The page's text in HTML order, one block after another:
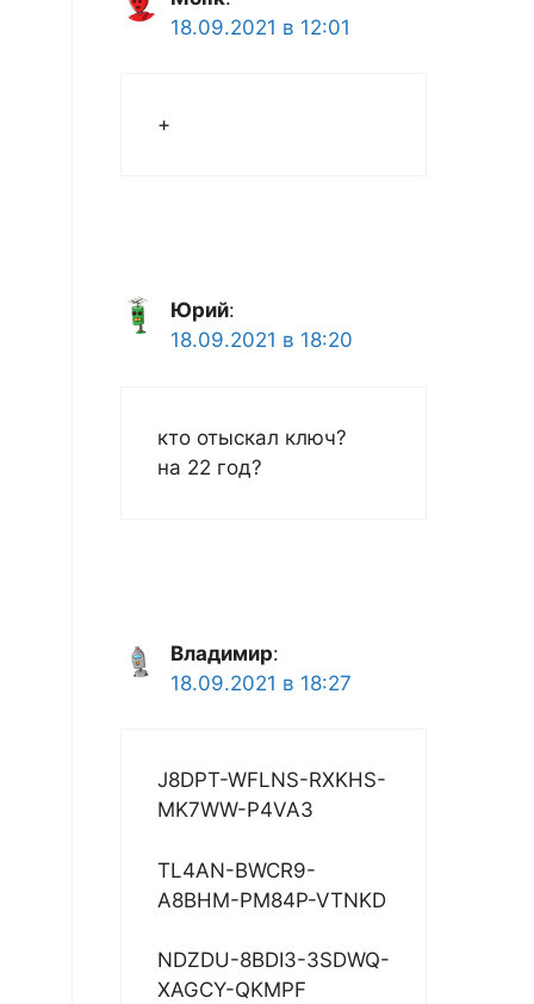
18.09.2021 в 12:01
+
Юрий:
18.09.2021 в 18:20
кто отыскал ключ?
на 22 год?
Владимир:
18.09.2021 в 18:27
J8DPT-WFLNS-RXKHS-
MK7WW-P4VA3
TL4AN-BWCR9-
A8BHM-PM84P-VTNKD
NDZDU-8BDI3-3SDWQ-
XAGCY-QKMPF